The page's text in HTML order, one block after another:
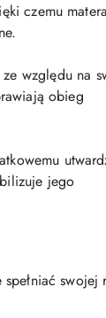
czemu
względu na
obieg
jego
swojej